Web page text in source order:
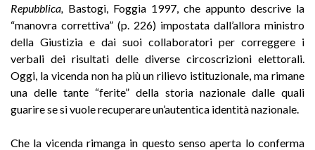
Repubblica, Bastogi, Foggia 1997, che appunto descrive la
“manovra correttiva” (p. 226) impostata dall’allora ministro
della Giustizia e dai suoi collaboratori per correggere i
verbali dei risultati delle diverse circoscrizioni elettorali.
Oggi, la vicenda non ha più un rilievo istituzionale, ma rimane
una delle tante “ferite” della storia nazionale dalle quali
guarire se si vuole recuperare un’autentica identità nazionale.
Che la vicenda rimanga in questo senso aperta lo conferma